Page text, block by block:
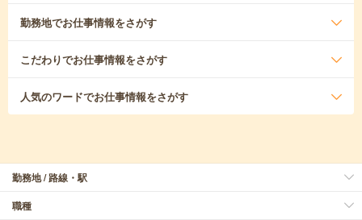
勤務地でお仕事情報をさがす
こだわりでお仕事情報をさがす
人気のワードでお仕事情報をさがす
勤務地 / 路線・駅
職種